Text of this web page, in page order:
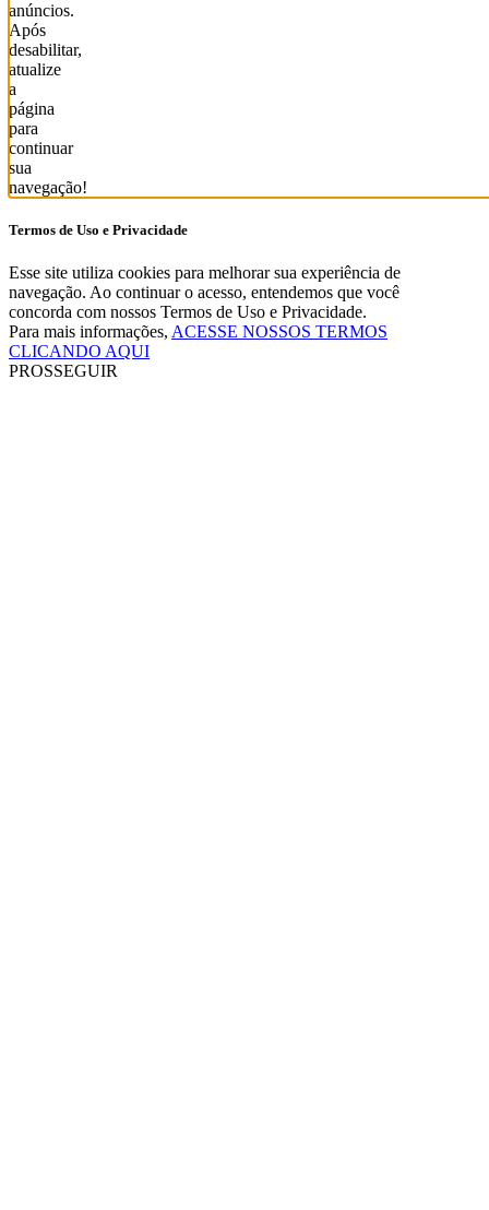
anúncios.
Após
desabilitar,
atualize
a
página
para
continuar
sua
navegação!
Termos de Uso e Privacidade
Esse site utiliza cookies para melhorar sua experiência de
navegação. Ao continuar o acesso, entendemos que você
concorda com nossos Termos de Uso e Privacidade.
Para mais informações, ACESSE NOSSOS TERMOS
CLICANDO AQUI
PROSSEGUIR